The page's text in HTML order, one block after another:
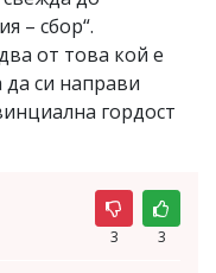
– сбор“.
от това кой е
си направи
гордост
3 3